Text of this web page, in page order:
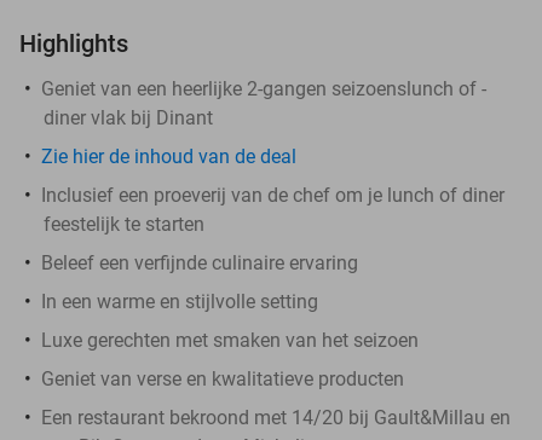
Highlights
Geniet van een heerlijke 2-gangen seizoenslunch of -
diner vlak bij Dinant
Zie hier de inhoud van de deal
Inclusief een proeverij van de chef om je lunch of diner
feestelijk te starten
Beleef een verfijnde culinaire ervaring
In een warme en stijlvolle setting
Luxe gerechten met smaken van het seizoen
Geniet van verse en kwalitatieve producten
Een restaurant bekroond met 14/20 bij Gault&Millau en